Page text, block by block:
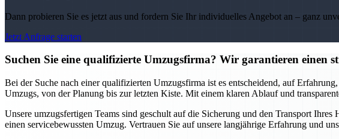
Dann probieren Sie es jetzt aus und fordern Sie Ihr individuelles Angebot an – ganz
Jetzt Anfrage starten
Suchen Sie eine qualifizierte Umzugsfirma? Wir garantieren einen
Bei der Suche nach einer qualifizierten Umzugsfirma ist es entscheidend, auf
Umzugs, von der Planung bis zur letzten Kiste. Mit einem klaren Ablauf und
Unsere umzugsfertigen Teams sind geschult auf die Sicherung und den Transport
einen servicebewussten Umzug. Vertrauen Sie auf unsere langjährige Erfahrung und